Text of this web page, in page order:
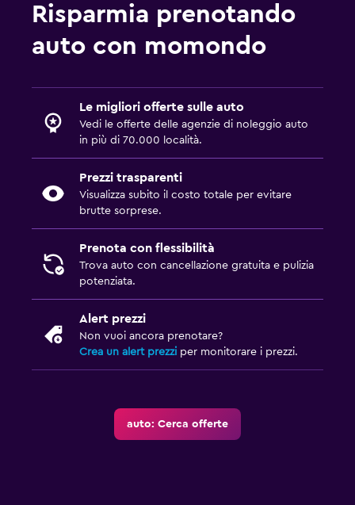
Risparmia prenotando
auto con momondo
Le migliori offerte sulle auto
Vedi le offerte delle agenzie di noleggio auto
in più di 70.000 località.
Prezzi trasparenti
Visualizza subito il costo totale per evitare
brutte sorprese.
Prenota con flessibilità
Trova auto con cancellazione gratuita e pulizia
potenziata.
Alert prezzi
Non vuoi ancora prenotare?
Crea un alert prezzi per monitorare i prezzi.
auto: Cerca offerte